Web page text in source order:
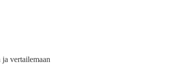
vertailemaan